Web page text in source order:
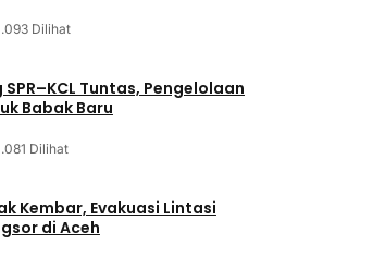
Dilihat
Tuntas, Pengelolaan
Babak Baru
Dilihat
Kembar, Evakuasi Lintasi
di Aceh